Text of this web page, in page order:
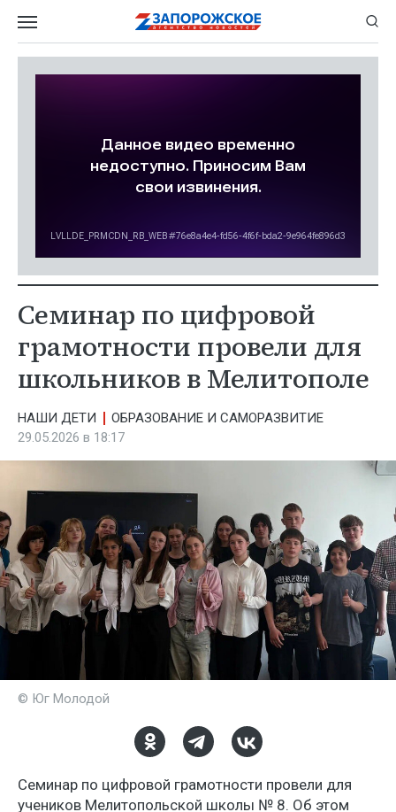
Семинар по цифровой
грамотности провели для
школьников в Мелитополе
НАШИ ДЕТИ
ОБРАЗОВАНИЕ И САМОРАЗВИТИЕ
29.05.2026 в 18:17
© Юг Молодой
Семинар по цифровой грамотности провели для
учеников Мелитопольской школы № 8. Об этом